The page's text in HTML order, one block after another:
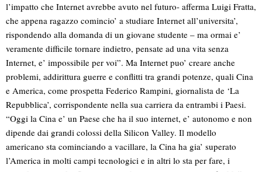
l’impatto che Internet avrebbe avuto nel futuro- afferma Luigi Fratta,
che appena ragazzo comincio’ a studiare Internet all’universita’,
rispondendo alla domanda di un giovane studente – ma ormai e’
veramente difficile tornare indietro, pensate ad una vita senza
Internet, e’ impossibile per voi”. Ma Internet puo’ creare anche
problemi, addirittura guerre e conflitti tra grandi potenze, quali Cina
e America, come prospetta Federico Rampini, giornalista de ‘La
Repubblica’, corrispondente nella sua carriera da entrambi i Paesi.
“Oggi la Cina e’ un Paese che ha il suo internet, e’ autonomo e non
dipende dai grandi colossi della Silicon Valley. Il modello
americano sta cominciando a vacillare, la Cina ha gia’ superato
l’America in molti campi tecnologici e in altri lo sta per fare, i